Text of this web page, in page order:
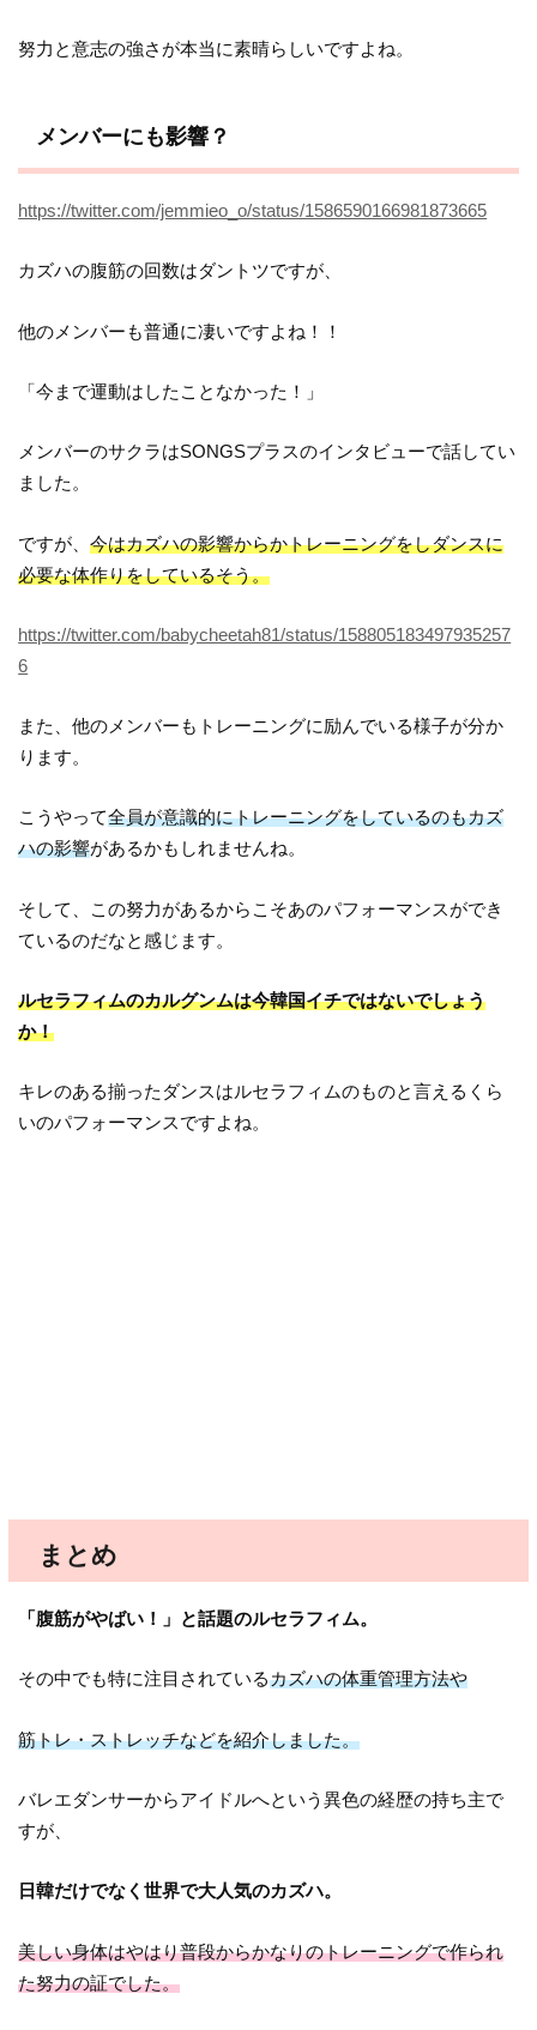
努力と意志の強さが本当に素晴らしいですよね。
メンバーにも影響？
https://twitter.com/jemmieo_o/status/1586590166981873665
カズハの腹筋の回数はダントツですが、
他のメンバーも普通に凄いですよね！！
「今まで運動はしたことなかった！」
メンバーのサクラはSONGSプラスのインタビューで話してい
ました。
ですが、今はカズハの影響からかトレーニングをしダンスに
必要な体作りをしているそう。
https://twitter.com/babycheetah81/status/158805183497935257
6
また、他のメンバーもトレーニングに励んでいる様子が分か
ります。
こうやって全員が意識的にトレーニングをしているのもカズ
ハの影響があるかもしれませんね。
そして、この努力があるからこそあのパフォーマンスができ
ているのだなと感じます。
ルセラフィムのカルグンムは今韓国イチではないでしょう
か！
キレのある揃ったダンスはルセラフィムのものと言えるくら
いのパフォーマンスですよね。
まとめ
「腹筋がやばい！」と話題のルセラフィム。
その中でも特に注目されているカズハの体重管理方法や
筋トレ・ストレッチなどを紹介しました。
バレエダンサーからアイドルへという異色の経歴の持ち主で
すが、
日韓だけでなく世界で大人気のカズハ。
美しい身体はやはり普段からかなりのトレーニングで作られ
た努力の証でした。